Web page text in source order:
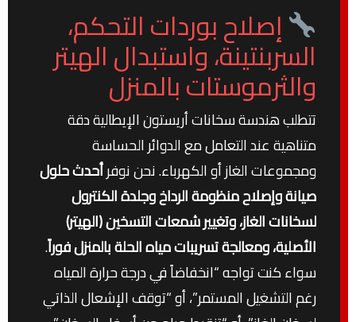
إصلاح بوردات التحكم،
السربنتينة، واستبدال الهيتر
والثرموستات بالمنزل
تتطلب هندسة سخانات أريستون الإيطالية دقة
متناهية عند التعامل مع الدوائر الحساسة
ومجموعات الغاز أو الكهرباء. نحن نوفرأحدث حلول
صيانة وإصلاح منظومة الرداخ وجلدة الكنترول
لسخانات الغاز، وتغيير شمعات التسخين (الهيتر)
الأصلية، ومعالجة تسريبات مياه الحلة بالمنزل فوراً.
سواء كنت تواجه “انخفاضاً في درجة حرارة المياه
رغم التشغيل المستمر”، أو “توقف الإشعال الذاتي